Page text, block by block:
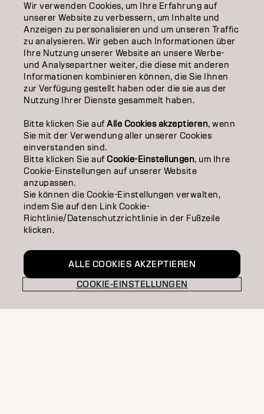
COLOR
CARE
TEXTURE
STYLING
INSPIRATION
EDUCATION
ÜBER
SALON FINDER
PARTNER WERDEN
KONTAKTIERE UNS
Wir verwenden Cookies, um Ihre Erfahrung auf
unserer Website zu verbessern, um Inhalte und
Anzeigen zu personalisieren und um unseren Traffic
zu analysieren. Wir geben auch Informationen über
Ihre Nutzung unserer Website an unsere Werbe-
und Analysepartner weiter, die diese mit anderen
Informationen kombinieren können, die Sie Ihnen
zur Verfügung gestellt haben oder die sie aus der
Nutzung Ihrer Dienste gesammelt haben.
Bitte klicken Sie aufAlle Cookies akzeptieren, wenn
Sie mit der Verwendung aller unserer Cookies
einverstanden sind.
Bitte klicken Sie aufCookie-Einstellungen, um Ihre
Cookie-Einstellungen auf unserer Website
anzupassen.
Sie können die Cookie-Einstellungen verwalten,
indem Sie auf den Link Cookie-
Richtlinie/Datenschutzrichtlinie in der Fußzeile
klicken.
COOKIE-EINSTELLUNGEN
ALLE COOKIES AKZEPTIEREN